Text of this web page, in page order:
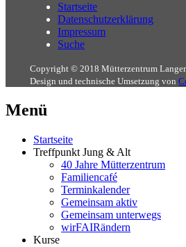
Startseite
Datenschutzerklärung
Impressum
Suche
Copyright © 2018 Mütterzentrum
Design und technische Umsetzung von
Menü
Startseite
Treffpunkt Jung & Alt
40 Jahre Mütterzentrum
Familiencafé
Terminkalender
Gemeinsam aktiv
Gemeinsam unterwegs
wirFAIRändern
Kurse